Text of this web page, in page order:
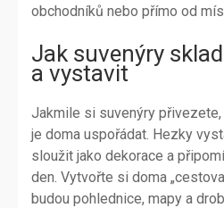
obchodníků nebo přímo od
Jak suvenýry
a vystavit
Jakmile si suvenýry
je doma uspořádat. Hezky
sloužit jako dekorace a
den. Vytvořte si doma
budou pohlednice, mapy a